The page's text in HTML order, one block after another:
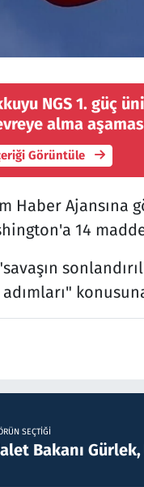
NGS 1. güç
alma
Görüntüle
Haber Ajansına
14
adımları"
SEÇTIĞI
Bakanı